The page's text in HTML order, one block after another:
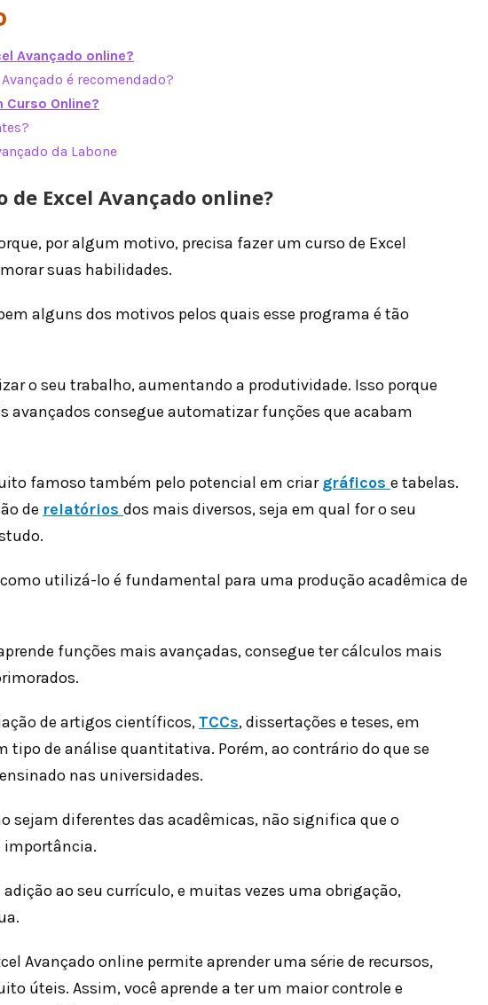
Avançado online?
é recomendado?
Curso Online?
da Labone
de Excel Avançado online?
por algum motivo, precisa fazer um curso de Excel
suas habilidades.
alguns dos motivos pelos quais esse programa é tão
o seu trabalho, aumentando a produtividade. Isso porque
avançados consegue automatizar funções que acabam
famoso também pelo potencial em criargráficos e tabelas.
de relatórios dos mais diversos, seja em qual for o seu
utilizá-lo é fundamental para uma produção acadêmica de
funções mais avançadas, consegue ter cálculos mais
de artigos científicos,TCCs, dissertações e teses, em
tipo de análise quantitativa. Porém, ao contrário do que se
nas universidades.
sejam diferentes das acadêmicas, não significa que o
importância.
ao seu currículo, e muitas vezes uma obrigação,
Avançado online permite aprender uma série de recursos,
úteis. Assim, você aprende a ter um maior controle e